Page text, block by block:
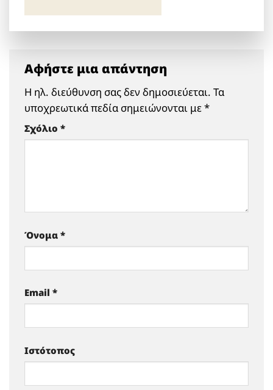
Αφήστε μια απάντηση
Η ηλ. διεύθυνση σας δεν δημοσιεύεται. Τα
υποχρεωτικά πεδία σημειώνονται με*
Σχόλιο *
Όνομα *
Email *
Ιστότοπος